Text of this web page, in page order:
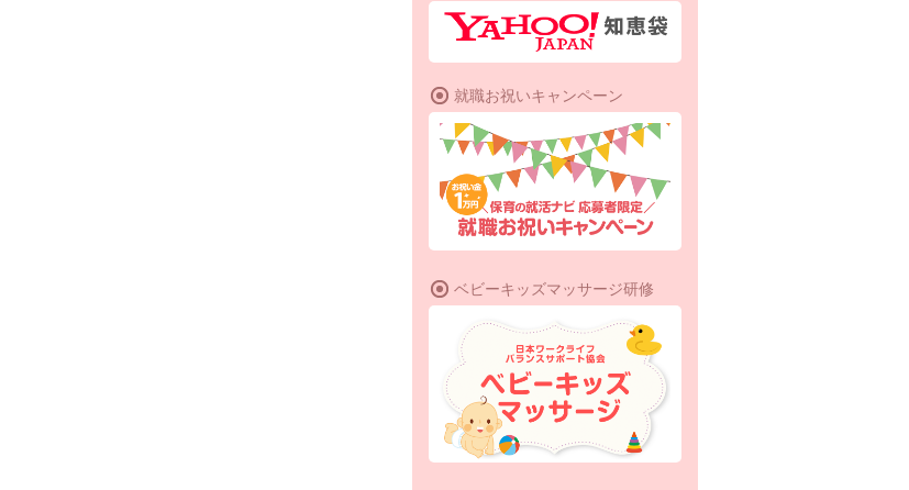
就職お祝いキャンペーン
ベビーキッズマッサージ研修